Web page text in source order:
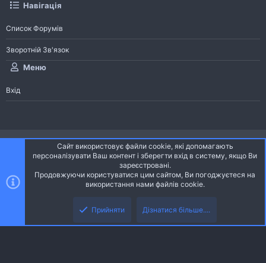
Навігація
Список Форумів
Зворотній Зв'язок
Меню
Вхід
Ніч
Українська (UA)
S
Community platform by XenForo® © 2010-2026 XenForo Ltd.
Community platform by XenForo © 2010-2022 XenForo Ltd. | dev: Pages
Сайт використовує файли cookie, які допомагають
персоналізувати Ваш контент і зберегти вхід в систему, якщо Ви
зареєстровані.
Продовжуючи користуватися цим сайтом, Ви погоджуєтеся на
використання нами файлів cookie.
Прийняти Дізнатися більше....